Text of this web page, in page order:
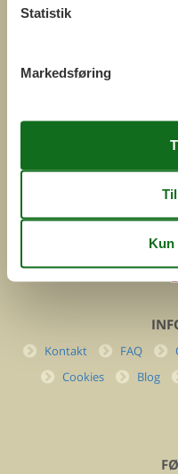
Kontakt FAQ
Cookies
Blog
Statistik
Markedsføring